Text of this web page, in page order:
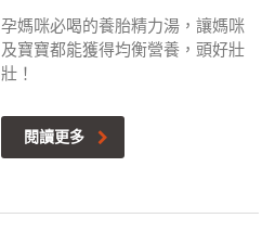
孕媽咪必喝的養胎精力湯，讓媽咪
及寶寶都能獲得均衡營養，頭好壯
壯！
閱讀更多